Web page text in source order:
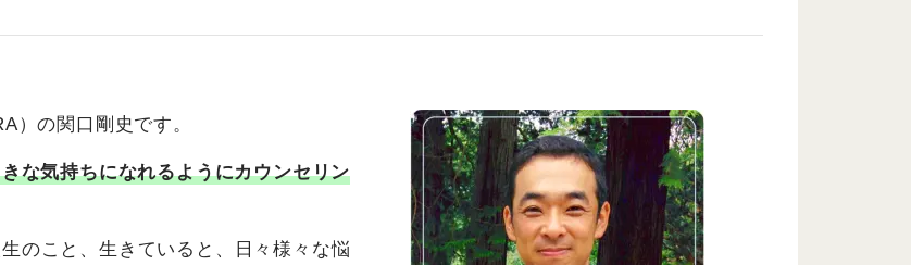
）の関口剛史です。
な気持ちになれるようにカウンセリン
のこと、生きていると、日々様々な悩